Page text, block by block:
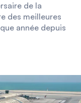
de la
des meilleures
année depuis